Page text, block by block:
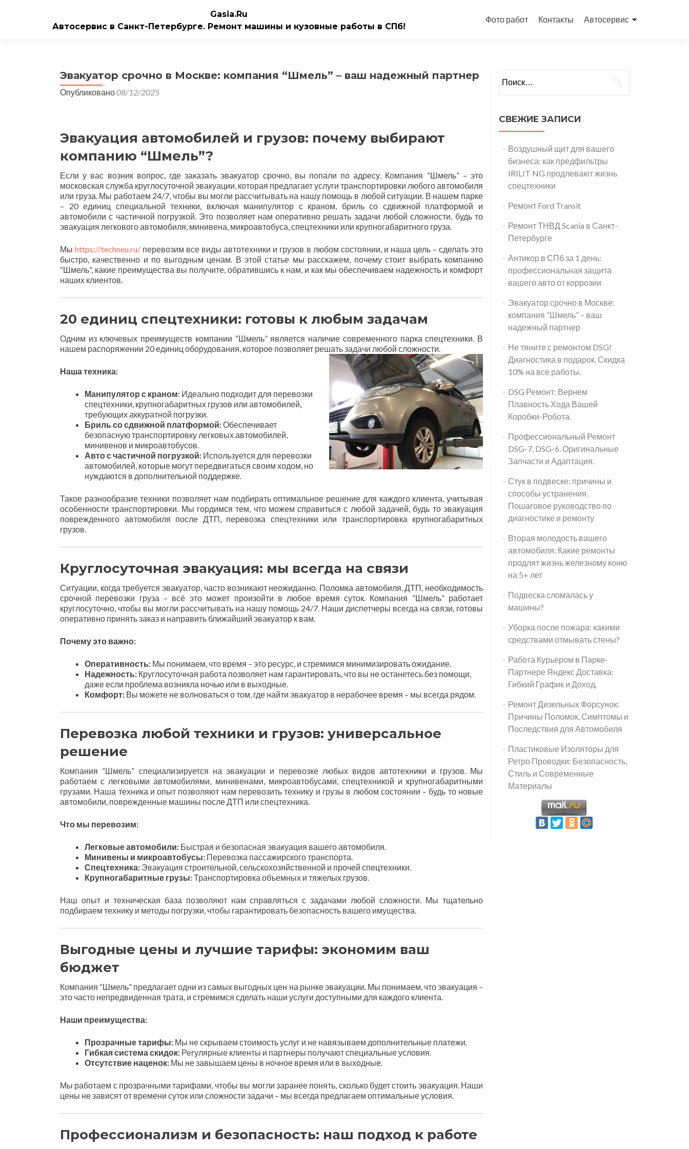
Gasia.Ru
Автосервис в Санкт-Петербурге. Ремонт машины и кузовные работы в СПб!
к
Фото работ Контакты Автосервис
Эвакуатор срочно в Москве: компания “Шмель” – ваш надежный партнер
Опубликовано08/12/2025
Эвакуация автомобилей и грузов: почему выбирают
компанию “Шмель”?
Если у вас возник вопрос, где заказать эвакуатор срочно, вы попали по адресу. Компания “Шмель” – это
московская служба круглосуточной эвакуации, которая предлагает услуги транспортировки любого автомобиля
или груза. Мы работаем 24/7, чтобы вы могли рассчитывать на нашу помощь в любой ситуации. В нашем парке
– 20 единиц специальной техники, включая манипулятор с краном, бриль со сдвижной платформой и
автомобили с частичной погрузкой. Это позволяет нам оперативно решать задачи любой сложности, будь то
эвакуация легкового автомобиля, минивена, микроавтобуса, спецтехники или крупногабаритного груза.
Мыhttps://techneu.ru/ перевозим все виды автотехники и грузов в любом состоянии, и наша цель – сделать это
быстро, качественно и по выгодным ценам. В этой статье мы расскажем, почему стоит выбрать компанию
“Шмель”, какие преимущества вы получите, обратившись к нам, и как мы обеспечиваем надежность и комфорт
наших клиентов.
20 единиц спецтехники: готовы к любым задачам
Одним из ключевых преимуществ компании “Шмель” является наличие современного парка спецтехники. В
нашем распоряжении 20 единиц оборудования, которое позволяет решать задачи любой сложности.
Наша техника:
Манипулятор с краном: Идеально подходит для перевозки
спецтехники, крупногабаритных грузов или автомобилей,
требующих аккуратной погрузки.
Бриль со сдвижной платформой:Обеспечивает
безопасную транспортировку легковых автомобилей,
минивенов и микроавтобусов.
Авто с частичной погрузкой: Используется для перевозки
автомобилей, которые могут передвигаться своим ходом, но
нуждаются в дополнительной поддержке.
Такое разнообразие техники позволяет нам подбирать оптимальное решение для каждого клиента, учитывая
особенности транспортировки. Мы гордимся тем, что можем справиться с любой задачей, будь то эвакуация
поврежденного автомобиля после ДТП, перевозка спецтехники или транспортировка крупногабаритных
грузов.
Круглосуточная эвакуация: мы всегда на связи
Ситуации, когда требуется эвакуатор, часто возникают неожиданно. Поломка автомобиля, ДТП, необходимость
срочной перевозки груза – всё это может произойти в любое время суток. Компания “Шмель” работает
круглосуточно, чтобы вы могли рассчитывать на нашу помощь 24/7. Наши диспетчеры всегда на связи, готовы
оперативно принять заказ и направить ближайший эвакуатор к вам.
Почему это важно:
Оперативность: Мы понимаем, что время – это ресурс, и стремимся минимизировать ожидание.
Надежность: Круглосуточная работа позволяет нам гарантировать, что вы не останетесь без помощи,
даже если проблема возникла ночью или в выходные.
Комфорт: Вы можете не волноваться о том, где найти эвакуатор в нерабочее время – мы всегда рядом.
Перевозка любой техники и грузов: универсальное
решение
Компания “Шмель” специализируется на эвакуации и перевозке любых видов автотехники и грузов. Мы
работаем с легковыми автомобилями, минивенами, микроавтобусами, спецтехникой и крупногабаритными
грузами. Наша техника и опыт позволяют нам перевозить технику и грузы в любом состоянии – будь то новые
автомобили, поврежденные машины после ДТП или спецтехника.
Что мы перевозим:
Легковые автомобили: Быстрая и безопасная эвакуация вашего автомобиля.
Минивены и микроавтобусы: Перевозка пассажирского транспорта.
Спецтехника: Эвакуация строительной, сельскохозяйственной и прочей спецтехники.
Крупногабаритные грузы:Транспортировка объемных и тяжелых грузов.
Наш опыт и техническая база позволяют нам справляться с задачами любой сложности. Мы тщательно
подбираем технику и методы погрузки, чтобы гарантировать безопасность вашего имущества.
Выгодные цены и лучшие тарифы: экономим ваш
бюджет
Компания “Шмель” предлагает одни из самых выгодных цен на рынке эвакуации. Мы понимаем, что эвакуация –
это часто непредвиденная трата, и стремимся сделать наши услуги доступными для каждого клиента.
Наши преимущества:
Прозрачные тарифы: Мы не скрываем стоимость услуг и не навязываем дополнительные платежи.
Гибкая система скидок: Регулярные клиенты и партнеры получают специальные условия.
Отсутствие наценок: Мы не завышаем цены в ночное время или в выходные.
Мы работаем с прозрачными тарифами, чтобы вы могли заранее понять, сколько будет стоить эвакуация. Наши
цены не зависят от времени суток или сложности задачи – мы всегда предлагаем оптимальные условия.
Профессионализм и безопасность: наш подход к работе
СВЕЖИЕ ЗАПИСИ
Воздушный щит для вашего
бизнеса: как предфильтры
IRILIT NG продлевают жизнь
спецтехники
Ремонт Ford Transit
Ремонт ТНВД Scania в Санкт-
Петербурге
Антикор в СПб за 1 день:
профессиональная защита
вашего авто от коррозии
Эвакуатор срочно в Москве:
компания “Шмель” – ваш
надежный партнер
Не тяните с ремонтом DSG!
Диагностика в подарок. Скидка
10% на все работы.
DSG Ремонт: Вернем
Плавность Хода Вашей
Коробки-Робота.
Профессиональный Ремонт
DSG-7, DSG-6. Оригинальные
Запчасти и Адаптация.
Стук в подвеске: причины и
способы устранения.
Пошаговое руководство по
диагностике и ремонту
Вторая молодость вашего
автомобиля: Какие ремонты
продлят жизнь железному коню
на 5+ лет
Подвеска сломалась у
машины?
Уборка после пожара: какими
средствами отмывать стены?
Работа Курьером в Парке-
Партнере Яндекс Доставка:
Гибкий График и Доход.
Ремонт Дизельных Форсунок:
Причины Поломок, Симптомы и
Последствия для Автомобиля
Пластиковые Изоляторы для
Ретро Проводки: Безопасность,
Стиль и Современные
Материалы